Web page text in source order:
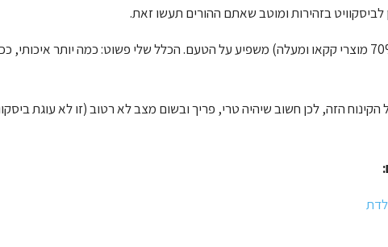
לביסקוויט בזהירות ומוטב שאתם ההורים תעשו זאת.
מוצרי קקאו ומעלה) משפיע על הטעם. הכלל שלי פשוט: כמה יותר איכותי,
הקינוח הזה, לכן חשוב שיהיה טרי, פריך ובשום מצב לא רטוב (זו לא עוגת